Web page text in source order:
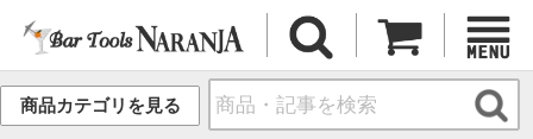
商品カテゴリを見る